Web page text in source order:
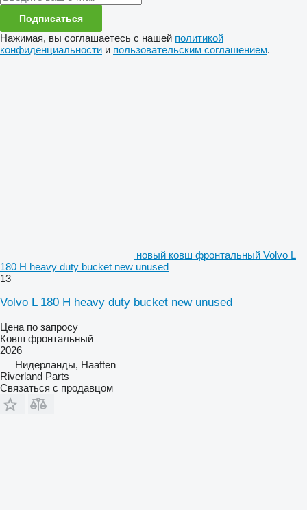
Подписаться
Нажимая, вы соглашаетесь с нашей политикой
конфиденциальности и пользовательским соглашением.
новый ковш фронтальный Volvo L
180 H heavy duty bucket new unused
13
Volvo L 180 H heavy duty bucket new unused
Цена по запросу
Ковш фронтальный
2026
Нидерланды, Haaften
Riverland Parts
Связаться с продавцом